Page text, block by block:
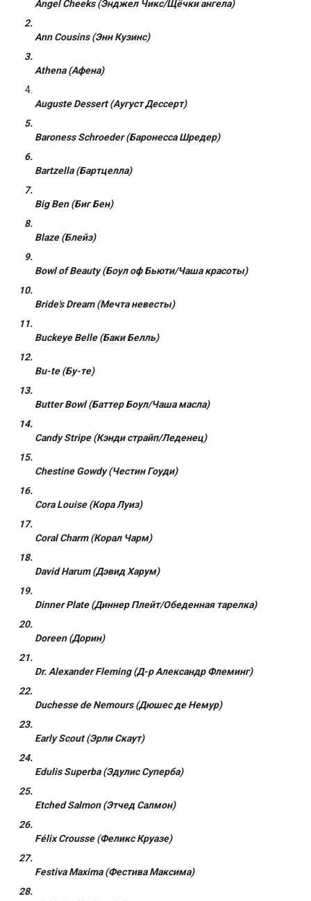
Angel Cheeks (Энджел Чикс/Щёчки ангела)
Ann Cousins (Энн Кузинс)
Athena (Афена)
Auguste Dessert (Аугуст Дессерт)
Baroness Schroeder (Баронесса Шредер)
Bartzella (Бартцелла)
Big Ben (Биг Бен)
Blaze (Блейз)
Bowl of Beauty (Боул оф Бьюти/Чаша красоты)
Bride's Dream (Мечта невесты)
Buckeye Belle (Баки Белль)
Bu-te (Бу-те)
Butter Bowl (Баттер Боул/Чаша масла)
Candy Stripe (Кэнди страйп/Леденец)
Chestine Gowdy (Честин Гоуди)
Cora Louise (Кора Луиз)
Coral Charm (Корал Чарм)
David Harum (Дэвид Харум)
Dinner Plate (Диннер Плейт/Обеденная тарелка)
Doreen (Дорин)
Dr. Alexander Fleming (Д-р Александр Флеминг)
Duchesse de Nemours (Дюшес де Немур)
Early Scout (Эрли Скаут)
Edulis Superba (Эдулис Суперба)
Etched Salmon (Этчед Салмон)
Félix Crousse (Феликс Круазе)
Festiva Maxima (Фестива Максима)